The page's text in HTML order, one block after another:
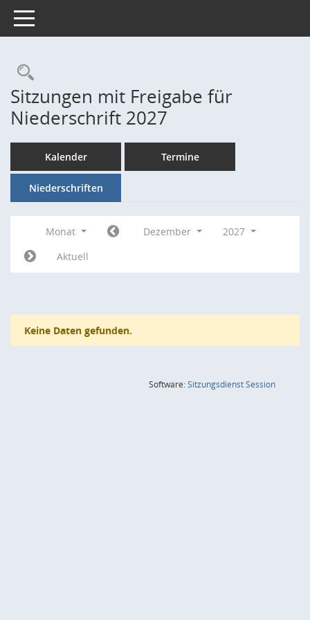
Toggle navigation
Rechercheauswahl
Sitzungen mit Freigabe für
Niederschrift 2027
Kalender Termine
Niederschriften
Monat Dezember
2027
Aktuell
Keine Daten gefunden.
Software:SitzungsdienstSession(Wird in